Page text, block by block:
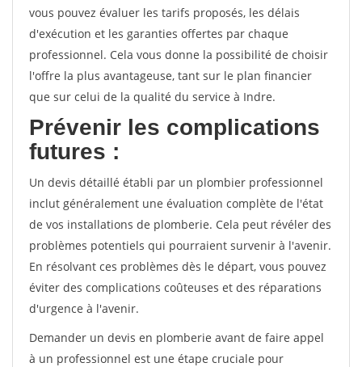
vous pouvez évaluer les tarifs proposés, les délais
d'exécution et les garanties offertes par chaque
professionnel. Cela vous donne la possibilité de choisir
l'offre la plus avantageuse, tant sur le plan financier
que sur celui de la qualité du service à Indre.
Prévenir les complications
futures :
Un devis détaillé établi par un plombier professionnel
inclut généralement une évaluation complète de l'état
de vos installations de plomberie. Cela peut révéler des
problèmes potentiels qui pourraient survenir à l'avenir.
En résolvant ces problèmes dès le départ, vous pouvez
éviter des complications coûteuses et des réparations
d'urgence à l'avenir.
Demander un devis en plomberie avant de faire appel
à un professionnel est une étape cruciale pour